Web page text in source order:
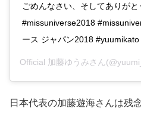
ごめんなさい、そしてありがと
#missuniverse2018
ース ジャパン2018 #yuumikato
日本代表の加藤遊海さんは残